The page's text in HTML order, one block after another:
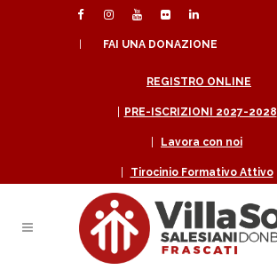
FAI UNA DONAZIONE
REGISTRO ONLINE
PRE-ISCRIZIONI 2027-2028
Lavora con noi
Tirocinio Formativo Attivo